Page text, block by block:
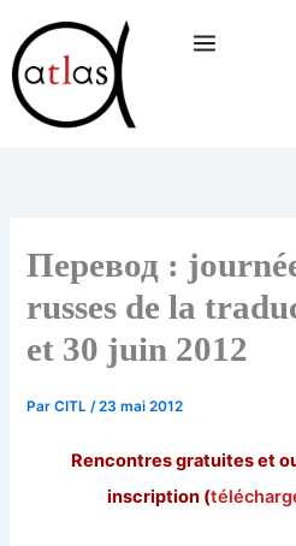
au
contenu
Перевод :
russes de la
et 30 juin 2012
ParCITL/23 mai 2012
Rencontres gratuites et
inscription (